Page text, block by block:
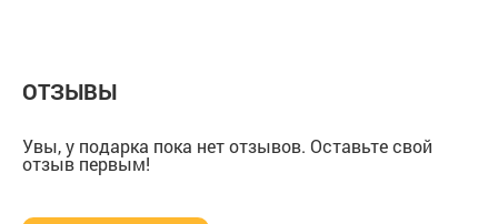
ОТЗЫВЫ
Увы, у подарка пока нет отзывов. Оставьте свой
отзыв первым!